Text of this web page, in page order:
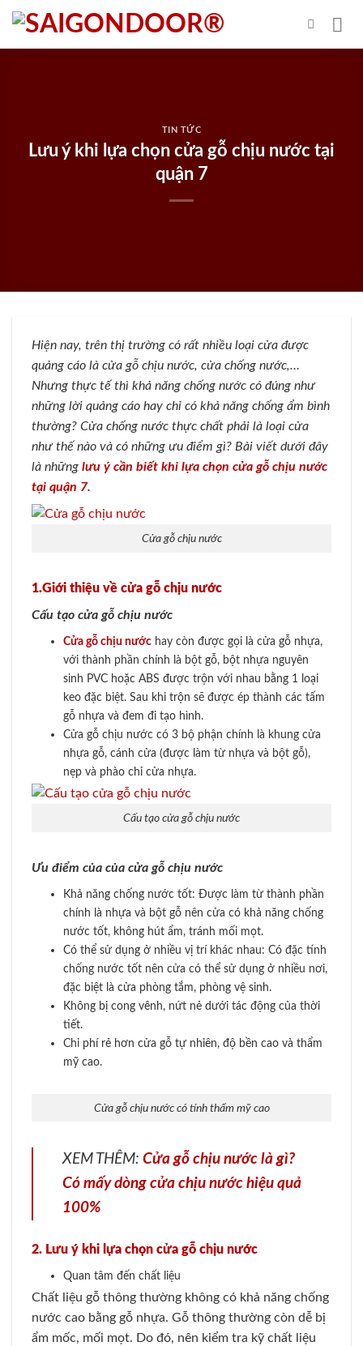
Skip
content
TIN TỨC
Lưu ý khi lựa chọn cửa gỗ chịu nước tại
quận 7
Hiện nay, trên thị trường có rất nhiều loại cửa được
quảng cáo là cửa gỗ chịu nước, cửa chống nước,…
Nhưng thực tế thì khả năng chống nước có đúng như
những lời quảng cáo hay chỉ có khả năng chống ẩm bình
thường? Cửa chống nước thực chất phải là loại cửa
như thế nào và có những ưu điểm gì? Bài viết dưới đây
là những lưu ý cần biết khi lựa chọn cửa gỗ chịu nước
tại quận 7.
Cửa gỗ chịu nước
1.Giới thiệu về cửa gỗ chịu nước
Cấu tạo cửa gỗ chịu nước
Cửa gỗ chịu nướchay còn được gọi là cửa gỗ nhựa,
với thành phần chính là bột gỗ, bột nhựa nguyên
sinh PVC hoặc ABS được trộn với nhau bằng 1 loại
keo đặc biệt. Sau khi trộn sẽ được ép thành các tấm
gỗ nhựa và đem đi tạo hình.
Cửa gỗ chịu nước có 3 bộ phận chính là khung cửa
nhựa gỗ, cánh cửa (được làm từ nhựa và bột gỗ),
nẹp và phào chỉ cửa nhựa.
Cấu tạo cửa gỗ chịu nước
Ưu điểm của của cửa gỗ chịu nước
Khả năng chống nước tốt: Được làm từ thành phần
chính là nhựa và bột gỗ nên cửa có khả năng chống
nước tốt, không hút ẩm, tránh mối mọt.
Có thể sử dụng ở nhiều vị trí khác nhau: Có đặc tính
chống nước tốt nên cửa có thể sử dụng ở nhiều nơi,
đặc biệt là cửa phòng tắm, phòng vệ sinh.
Không bị cong vênh, nứt nẻ dưới tác động của thời
tiết.
Chi phí rẻ hơn cửa gỗ tự nhiên, độ bền cao và thẩm
mỹ cao.
Cửa gỗ chịu nước có tính thẩm mỹ cao
XEM THÊM: Cửa gỗ chịu nước là gì?
Có mấy dòng cửa chịu nước hiệu quả
100%
2. Lưu ý khi lựa chọn cửa gỗ chịu nước
Quan tâm đến chất liệu
Chất liệu gỗ thông thường không có khả năng chống
nước cao bằng gỗ nhựa. Gỗ thông thường còn dễ bị
ẩm mốc, mối mọt. Do đó, nên kiểm tra kỹ chất liệu